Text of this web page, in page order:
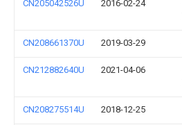
CN205042526U 2016-02-24
CN208661370U 2019-03-29
CN212882640U 2021-04-06
CN208275514U 2018-12-25